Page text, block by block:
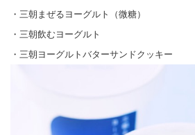
・三朝まぜるヨーグルト（微糖）
・三朝飲むヨーグルト
・三朝ヨーグルトバターサンドクッキー